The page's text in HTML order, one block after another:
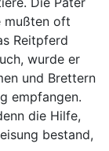
mußten oft
Reitpferd
wurde er
und Brettern
empfangen.
die Hilfe,
bestand,